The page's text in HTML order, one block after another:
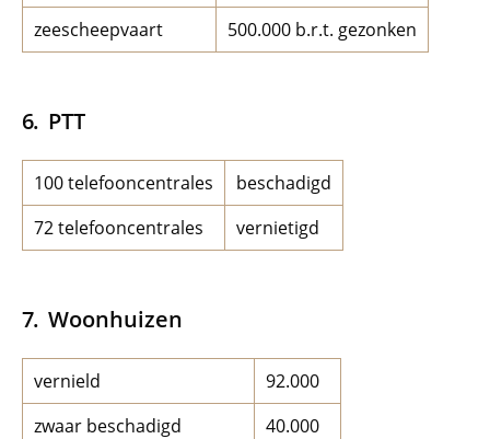
zeescheepvaart
500.000 b.r.t. gezonken
PTT
100 telefooncentrales
beschadigd
72 telefooncentrales
vernietigd
Woonhuizen
vernield
92.000
zwaar beschadigd
40.000